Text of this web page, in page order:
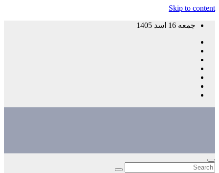
Skip to content
جمعه 16 اسد 1405